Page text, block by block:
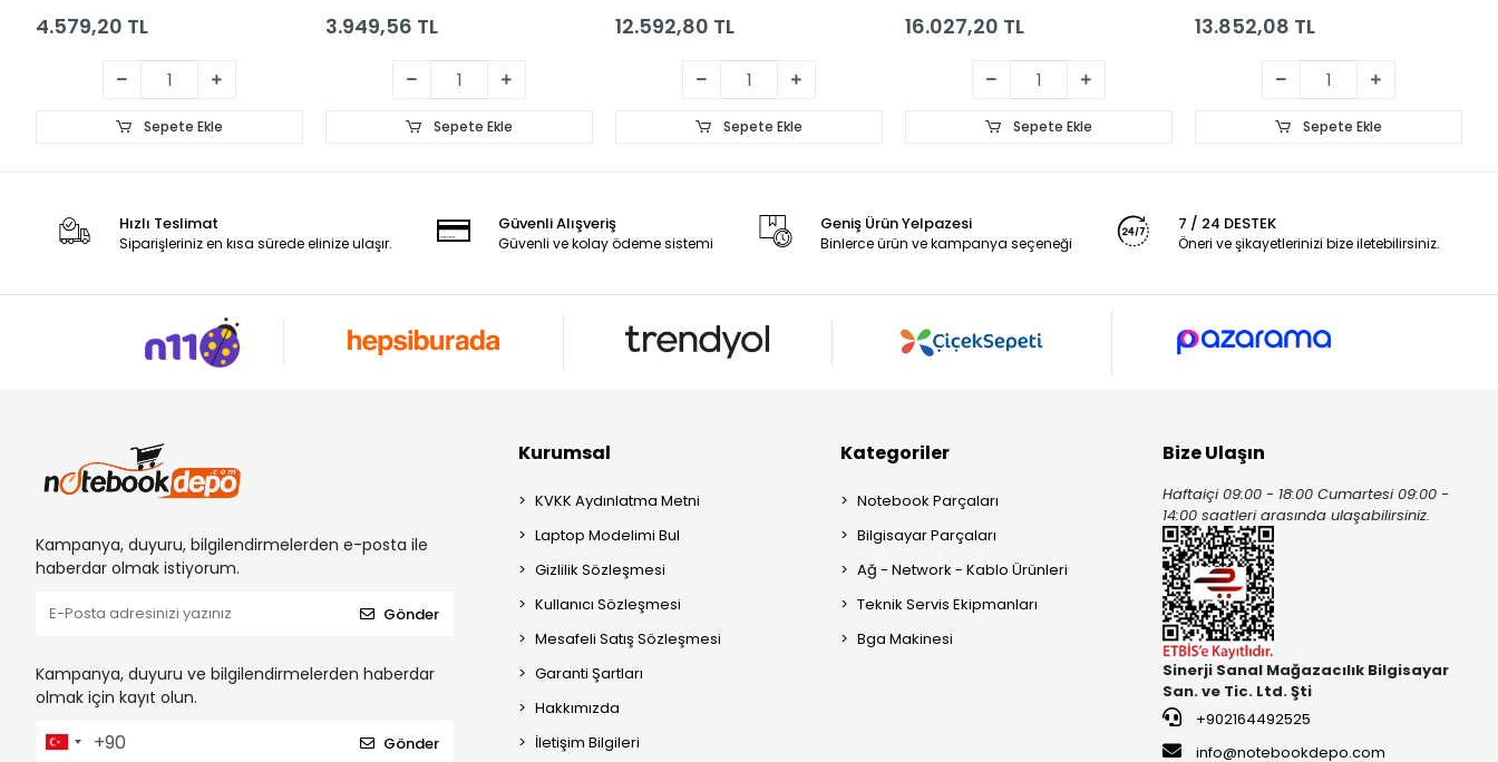
4.579,20 TL
Sepete Ekle
3.949,56 TL
Sepete Ekle
12.592,80 TL
Sepete Ekle
16.027,20 TL
Sepete Ekle
13.852,08 TL
Sepete Ekle
Hızlı Teslimat
Siparişleriniz en kısa sürede elinize ulaşır.
Güvenli Alışveriş
Güvenli ve kolay ödeme sistemi
Geniş Ürün Yelpazesi
Binlerce ürün ve kampanya seçeneği
7 / 24 DESTEK
Öneri ve şikayetlerinizi bize iletebilirsiniz.
Kampanya, duyuru, bilgilendirmelerden e-posta ile
haberdar olmak istiyorum.
Gönder
Kampanya, duyuru ve bilgilendirmelerden haberdar
olmak için kayıt olun.
Gönder
Kurumsal
KVKK Aydınlatma Metni
Laptop Modelimi Bul
Gizlilik Sözleşmesi
Kullanıcı Sözleşmesi
Mesafeli Satış Sözleşmesi
Garanti Şartları
Hakkımızda
İletişim Bilgileri
Kategoriler
Notebook Parçaları
Bilgisayar Parçaları
Ağ - Network - Kablo Ürünleri
Teknik Servis Ekipmanları
Bga Makinesi
Bize Ulaşın
Haftaiçi 09:00 - 18:00 Cumartesi 09:00 -
14:00 saatleri arasında ulaşabilirsiniz.
Sinerji Sanal Mağazacılık Bilgisayar
San. ve Tic. Ltd. Şti
+902164492525
info@notebookdepo.com